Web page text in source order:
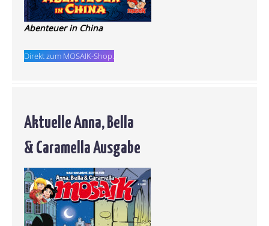
Abenteuer in China
Direkt zum MOSAIK-Shop.
Aktuelle Anna, Bella
& Caramella Ausgabe